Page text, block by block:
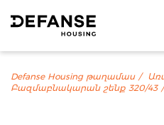
Defanse Housing թաղամաս
Բազմաբնակարան շենք 320/43